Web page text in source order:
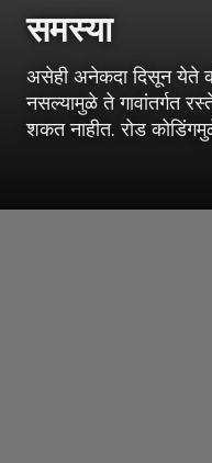
समस्या
असेही अनेकदा दिसून येते
नसल्यामुळे ते गावांतर्गत
शकत नाहीत. रोड